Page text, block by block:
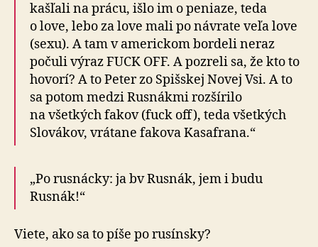
kašľali na prácu, išlo im o pe­niaze, teda
o love, lebo za love mali po návrate veľa love
(sexu). A tam v ame­rickom bordeli neraz
počuli výraz FUCK OFF. A pozreli sa, že kto to
hovorí? A to Peter zo Spišskej Novej Vsi. A to
sa potom medzi Rusnákmi roz­ší­rilo
na všetkých fakov (fuck off), teda všetkých
Slovákov, vrá­tane fakova Kasafrana.“
„Po rusnácky: ja bv Rusnák, jem i budu
Rusnák!“
Viete, ako sa to píše po rusínsky?